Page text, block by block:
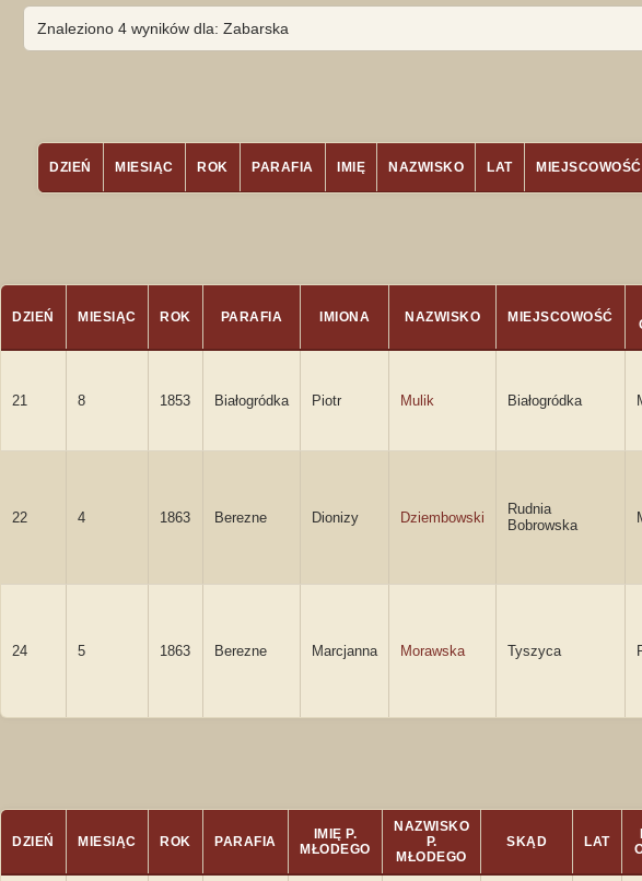
Znaleziono 4 wyników dla: Zabarska
DZIEŃ MIESIĄC ROK PARAFIA IMIĘ NAZWISKO LAT MIEJSCOWOŚĆ
DZIEŃ MIESIĄC ROK PARAFIA IMIONA NAZWISKO MIEJSCOWOŚĆ
21 8 1853 Białogródka Piotr Mulik Białogródka
22 4 1863 Berezne Dionizy Dziembowski
Rudnia
Bobrowska
24 5 1863 Berezne Marcjanna Morawska Tyszyca
DZIEŃ MIESIĄC ROK PARAFIA
IMIĘ P.
MŁODEGO
NAZWISKO
P.
MŁODEGO
SKĄD LAT